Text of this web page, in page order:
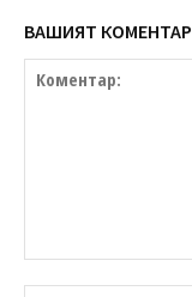
ВАШИЯТ КОМЕНТАР